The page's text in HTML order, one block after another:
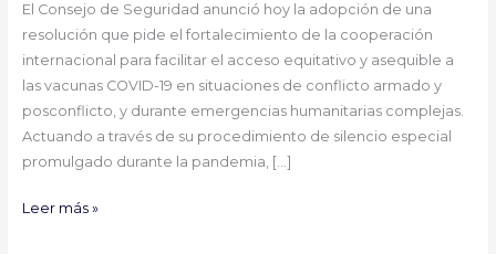
El Consejo de Seguridad anunció hoy la adopción de una
resolución que pide el fortalecimiento de la cooperación
internacional para facilitar el acceso equitativo y asequible a
las vacunas COVID-19 en situaciones de conflicto armado y
posconflicto, y durante emergencias humanitarias complejas.
Actuando a través de su procedimiento de silencio especial
promulgado durante la pandemia, […]
conflicto,
adoptando
por
unanimidad
la
resolución
2565
Leer más »